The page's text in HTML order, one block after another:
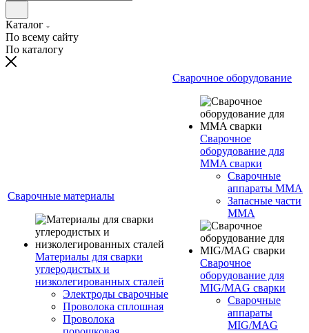
Каталог
По всему сайту
По каталогу
Сварочные материалы
Материалы для сварки
углеродистых и
низколегированных сталей
Электроды сварочные
Проволока сплошная
Проволока
Сварочное оборудование
Сварочное
оборудование для
MMA сварки
Сварочные
аппараты MMA
Запасные части
MMA
Сварочное
оборудование для
MIG/MAG сварки
Сварочные
аппараты
MIG/MAG